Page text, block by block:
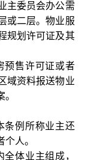
主委员会办公需
或二层。物业服
规划许可证及其
预售许可证或者
域资料报送物业
条例所称业主还
人。
体业主组成，